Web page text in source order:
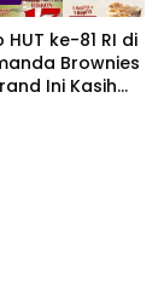
ke-81 RI di
Brownies
Ini Kasih